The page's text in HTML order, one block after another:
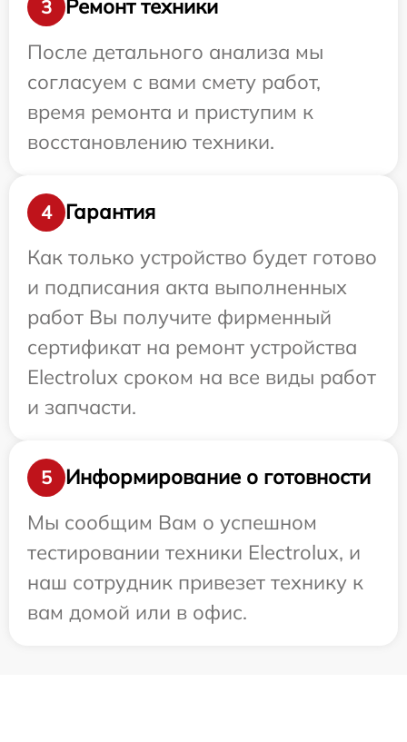
3
Ремонт техники
После детального анализа мы
согласуем с вами смету работ,
время ремонта и приступим к
восстановлению техники.
4
Гарантия
Как только устройство будет готово
и подписания акта выполненных
работ Вы получите фирменный
сертификат на ремонт устройства
Electrolux сроком на все виды работ
и запчасти.
5
Информирование о готовности
Мы сообщим Вам о успешном
тестировании техники Electrolux, и
наш сотрудник привезет технику к
вам домой или в офис.